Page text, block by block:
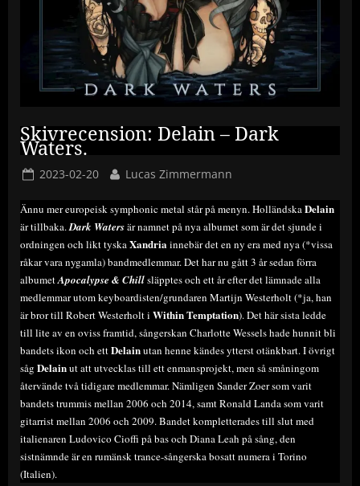
Skivrecension: Delain – Dark
Waters.
Posted
2023-02-20 By
Lucas Zimmermann
Ännu mer europeisk symphonic metal står på menyn. HolländskaDelain
är tillbaka.Dark Watersär namnet på nya albumet som är det sjunde i
ordningen och likt tyskaXandria innebär det en ny era med nya (*vissa
råkar vara nygamla) bandmedlemmar. Det har nu gått 3 år sedan förra
albumetApocalypse & Chillsläpptes och ett år efter det lämnade alla
medlemmar utom keyboardisten/grundaren Martijn Westerholt (*ja, han
är bror till Robert Westerholt i Within Temptation). Det här sista ledde
till lite av en oviss framtid, sångerskan Charlotte Wessels hade hunnit bli
bandets ikon och ettDelainutan henne kändes ytterst otänkbart. I övrigt
såg Delainut att utvecklas till ett enmansprojekt, men så småningom
återvände två tidigare medlemmar. Nämligen Sander Zoer som varit
bandets trummis mellan 2006 och 2014, samt Ronald Landa som varit
gitarrist mellan 2006 och 2009. Bandet kompletterades till slut med
italienaren Ludovico Cioffi på bas och Diana Leah på sång, den
sistnämnde är en rumänsk trance-sångerska bosatt numera i Torino
(Italien).